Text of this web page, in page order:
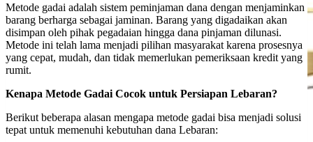
Metode gadai adalah sistem peminjaman dana dengan menjaminkan
barang berharga sebagai jaminan. Barang yang digadaikan akan
disimpan oleh pihak pegadaian hingga dana pinjaman dilunasi.
Metode ini telah lama menjadi pilihan masyarakat karena prosesnya
yang cepat, mudah, dan tidak memerlukan pemeriksaan kredit yang
rumit.
Kenapa Metode Gadai Cocok untuk Persiapan Lebaran?
Berikut beberapa alasan mengapa metode gadai bisa menjadi solusi
tepat untuk memenuhi kebutuhan dana Lebaran: